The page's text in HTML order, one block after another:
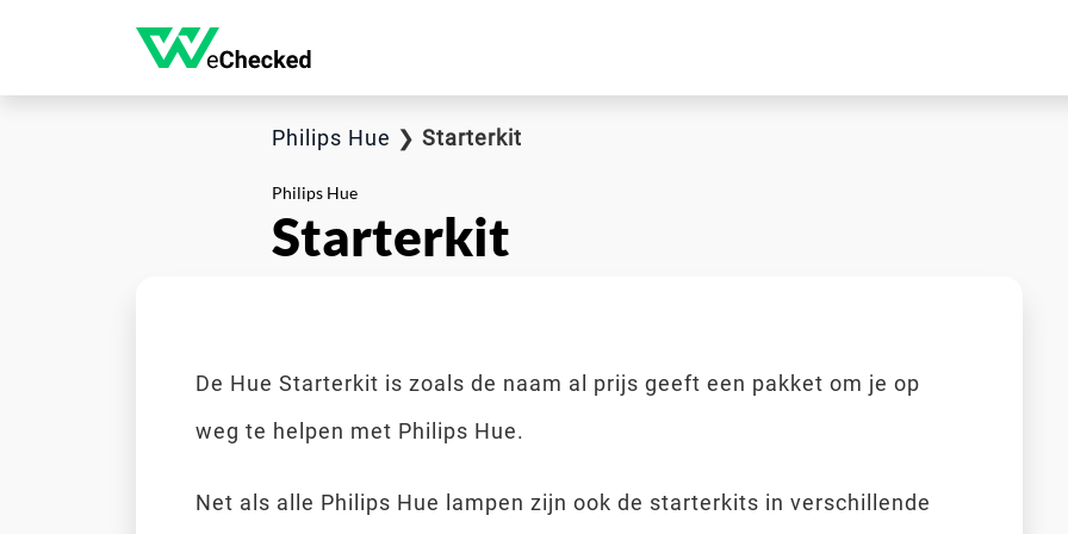
Philips Hue
Starterkit
Philips Hue ❯ Starterkit
De Hue Starterkit is zoals de naam al prijs geeft een pakket om je op
weg te helpen met Philips Hue.
Net als alle Philips Hue lampen zijn ook de starterkits in verschillende